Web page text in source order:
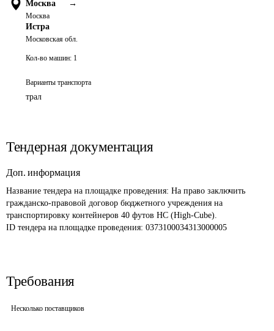
Москва →
Москва
Истра
Московская обл.
Кол-во машин: 1
Варианты транспорта
трал
Тендерная документация
Доп. информация
Название тендера на площадке проведения: На право заключить
гражданско-правовой договор бюджетного учреждения на
транспортировку контейнеров 40 футов HC (High-Cube).
ID тендера на площадке проведения: 0373100034313000005
Требования
Несколько поставщиков